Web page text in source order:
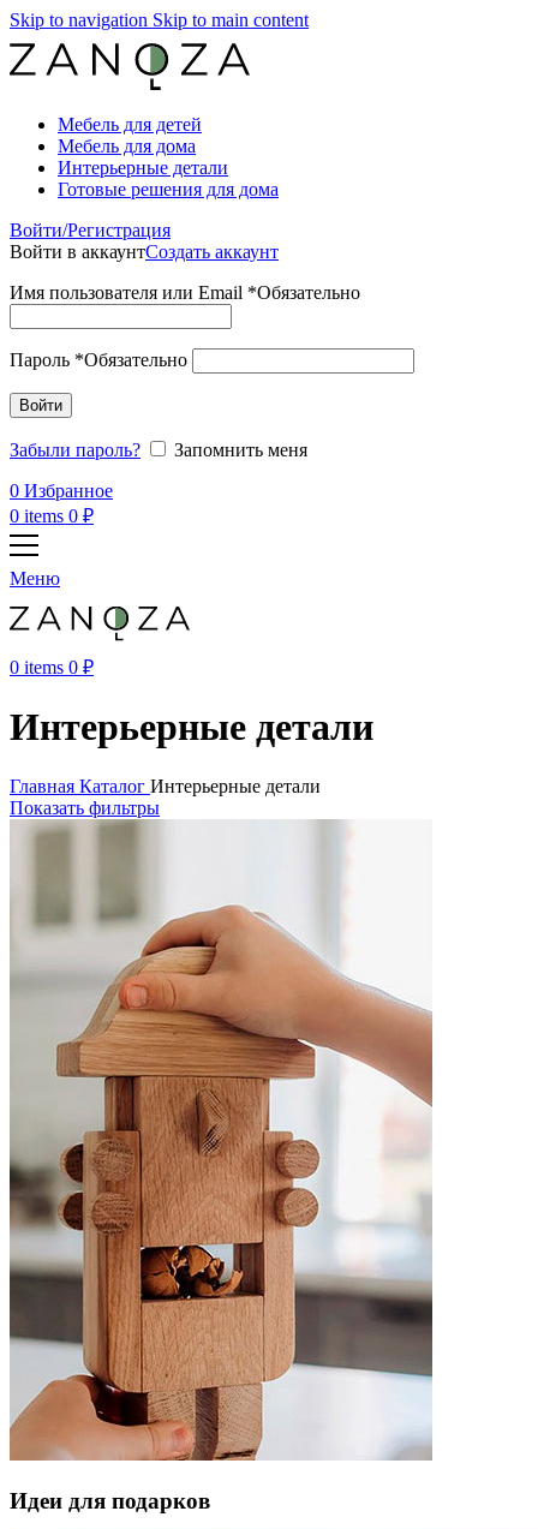
Skip to navigation Skip to main content
Мебель для детей
Мебель для дома
Интерьерные детали
Готовые решения для дома
Войти/Регистрация
Войти в аккаунтСоздать аккаунт
Имя пользователя или Email *Обязательно
Пароль *Обязательно
Войти
Забыли пароль?
Запомнить меня
0 Избранное
0 items 0 ₽
Меню
0 items 0 ₽
Интерьерные детали
Главная Каталог Интерьерные детали
Показать фильтры
Идеи для подарков